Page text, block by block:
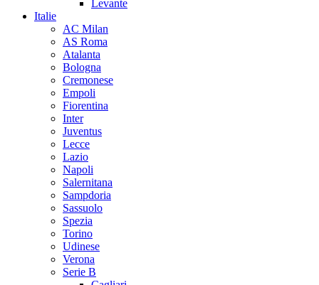
Levante
Italie
AC Milan
AS Roma
Atalanta
Bologna
Cremonese
Empoli
Fiorentina
Inter
Juventus
Lecce
Lazio
Napoli
Salernitana
Sampdoria
Sassuolo
Spezia
Torino
Udinese
Verona
Serie B